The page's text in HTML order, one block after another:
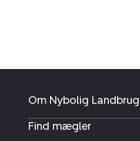
Om Nybolig Landbrug
Find mægler